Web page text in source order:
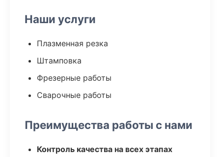
Наши услуги
Плазменная резка
Штамповка
Фрезерные работы
Сварочные работы
Преимущества работы с нами
Контроль качества на всех этапах